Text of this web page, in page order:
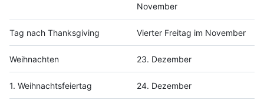
November
Tag nach Thanksgiving Vierter Freitag im November
Weihnachten 23. Dezember
1. Weihnachtsfeiertag 24. Dezember